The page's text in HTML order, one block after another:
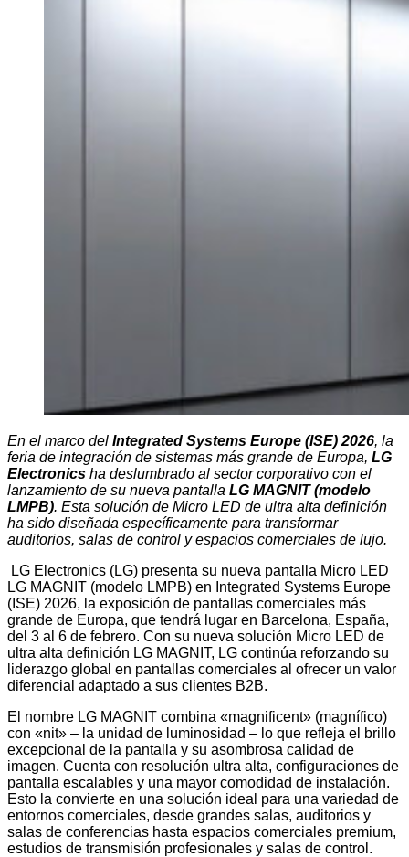
En el marco del Integrated Systems Europe (ISE) 2026, la
feria de integración de sistemas más grande de Europa, LG
Electronics ha deslumbrado al sector corporativo con el
lanzamiento de su nueva pantalla LG MAGNIT (modelo
LMPB). Esta solución de Micro LED de ultra alta definición
ha sido diseñada específicamente para transformar
auditorios, salas de control y espacios comerciales de lujo.
LG Electronics (LG) presenta su nueva pantalla Micro LED
LG MAGNIT (modelo LMPB) en Integrated Systems Europe
(ISE) 2026, la exposición de pantallas comerciales más
grande de Europa, que tendrá lugar en Barcelona, España,
del 3 al 6 de febrero. Con su nueva solución Micro LED de
ultra alta definición LG MAGNIT, LG continúa reforzando su
liderazgo global en pantallas comerciales al ofrecer un valor
diferencial adaptado a sus clientes B2B.
El nombre LG MAGNIT combina «magnificent» (magnífico)
con «nit» – la unidad de luminosidad – lo que refleja el brillo
excepcional de la pantalla y su asombrosa calidad de
imagen. Cuenta con resolución ultra alta, configuraciones de
pantalla escalables y una mayor comodidad de instalación.
Esto la convierte en una solución ideal para una variedad de
entornos comerciales, desde grandes salas, auditorios y
salas de conferencias hasta espacios comerciales premium,
estudios de transmisión profesionales y salas de control.